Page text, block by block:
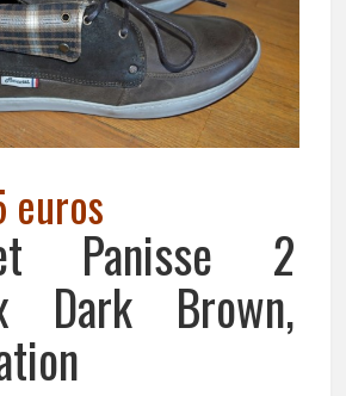
euros
Panisse 2
Dark Brown,